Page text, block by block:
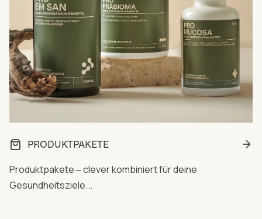
PRODUKTPAKETE
Produktpakete ‒ clever kombiniert für deine
Gesundheitsziele...